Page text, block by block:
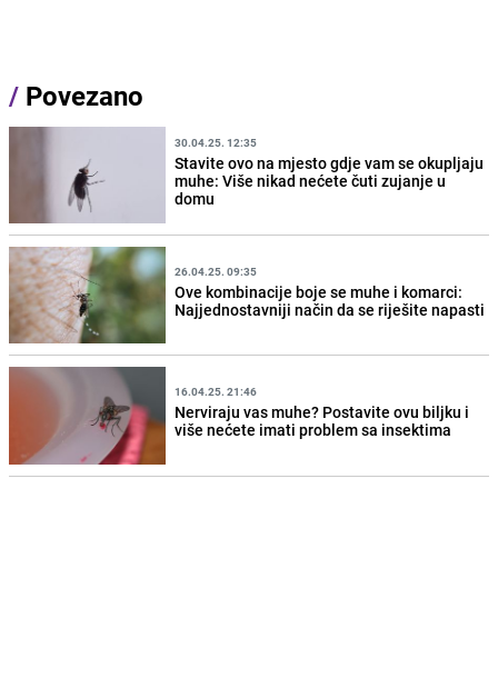
/ Povezano
30.04.25. 12:35
Stavite ovo na mjesto gdje vam se okupljaju
muhe: Više nikad nećete čuti zujanje u
domu
26.04.25. 09:35
Ove kombinacije boje se muhe i komarci:
Najjednostavniji način da se riješite napasti
16.04.25. 21:46
Nerviraju vas muhe? Postavite ovu biljku i
više nećete imati problem sa insektima